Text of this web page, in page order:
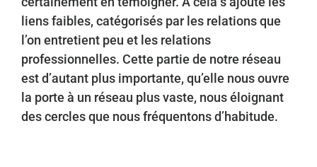
liens faibles, catégorisés par les relations que
l’on entretient peu et les relations
professionnelles. Cette partie de notre réseau
est d’autant plus importante, qu’elle nous ouvre
la porte à un réseau plus vaste, nous éloignant
des cercles que nous fréquentons d’habitude.